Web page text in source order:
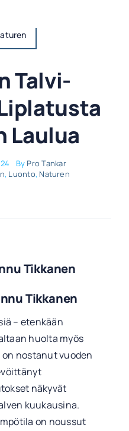
Talvi-
Laulua
By Pro Tankar
, Luonto, Naturen
Tikkanen
Tikkanen
– etenkään
huolta myös
nostanut vuoden
näkyvät
kuukausina.
on noussut